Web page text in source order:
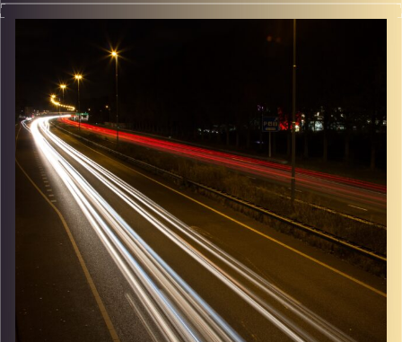
הביתה בשלום עם נועה טרייטל
קרדיט תמונות: